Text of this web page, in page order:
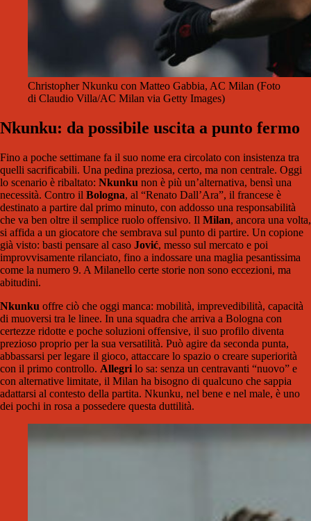
Christopher Nkunku con Matteo Gabbia, AC Milan (Foto
di Claudio Villa/AC Milan via Getty Images)
Nkunku: da possibile uscita a punto fermo
Fino a poche settimane fa il suo nome era circolato con insistenza tra
quelli sacrificabili. Una pedina preziosa, certo, ma non centrale. Oggi
lo scenario è ribaltato: Nkunku non è più un’alternativa, bensì una
necessità. Contro il Bologna, al “Renato Dall’Ara”, il francese è
destinato a partire dal primo minuto, con addosso una responsabilità
che va ben oltre il semplice ruolo offensivo. Il Milan, ancora una volta,
si affida a un giocatore che sembrava sul punto di partire. Un copione
già visto: basti pensare al caso Jović, messo sul mercato e poi
improvvisamente rilanciato, fino a indossare una maglia pesantissima
come la numero 9. A Milanello certe storie non sono eccezioni, ma
abitudini.
Nkunku offre ciò che oggi manca: mobilità, imprevedibilità, capacità
di muoversi tra le linee. In una squadra che arriva a Bologna con
certezze ridotte e poche soluzioni offensive, il suo profilo diventa
prezioso proprio per la sua versatilità. Può agire da seconda punta,
abbassarsi per legare il gioco, attaccare lo spazio o creare superiorità
con il primo controllo. Allegri lo sa: senza un centravanti “nuovo” e
con alternative limitate, il Milan ha bisogno di qualcuno che sappia
adattarsi al contesto della partita. Nkunku, nel bene e nel male, è uno
dei pochi in rosa a possedere questa duttilità.